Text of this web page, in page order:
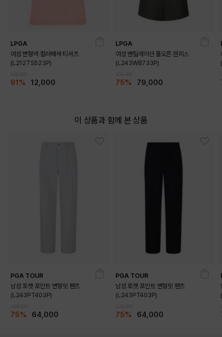
LPGA
여성 변형넥 컬러배색 티셔츠
(L212TS523P)
91% 12,000
LPGA
여성 벤틸레이션 풀오픈 원피스
(L243WB733P)
75% 79,000
이 상품과 함께 본 상품
PGA TOUR
남성 포켓 포인트 변형핏 팬츠
(L243PT403P)
75% 64,000
PGA TOUR
남성 포켓 포인트 변형핏 팬츠
(L243PT403P)
75% 64,000